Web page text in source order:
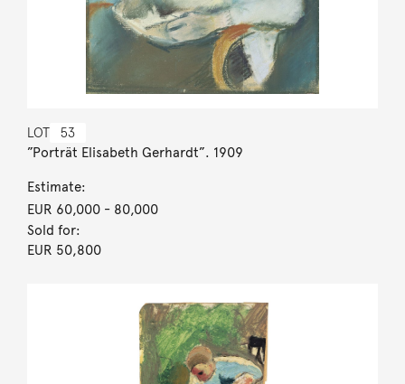
LOT 53
”Porträt Elisabeth Gerhardt”. 1909
Estimate:
EUR 60,000- 80,000
Sold for:
EUR 50,800